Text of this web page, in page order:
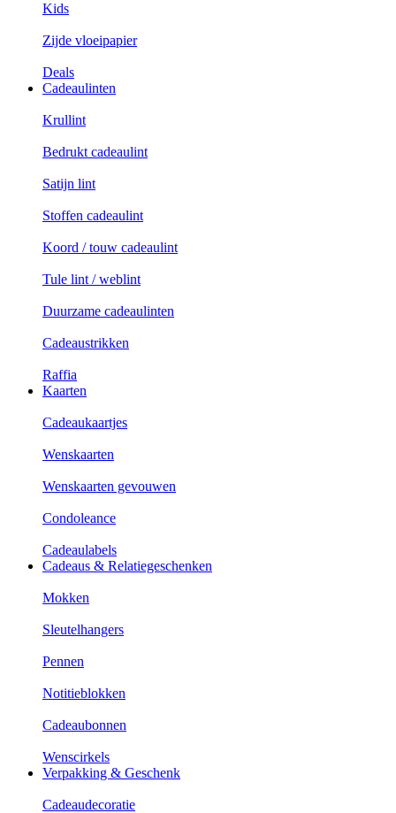
Kids
Zijde vloeipapier
Deals
Cadeaulinten
Krullint
Bedrukt cadeaulint
Satijn lint
Stoffen cadeaulint
Koord / touw cadeaulint
Tule lint / weblint
Duurzame cadeaulinten
Cadeaustrikken
Raffia
Kaarten
Cadeaukaartjes
Wenskaarten
Wenskaarten gevouwen
Condoleance
Cadeaulabels
Cadeaus & Relatiegeschenken
Mokken
Sleutelhangers
Pennen
Notitieblokken
Cadeaubonnen
Wenscirkels
Verpakking & Geschenk
Cadeaudecoratie